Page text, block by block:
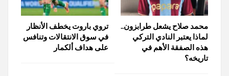
محمد صلاح يشعل طرابزون..
لماذا يعتبر النادي التركي
هذه الصفقة الأهم في
تاريخه؟
تروي باروت يخطف الأنظار
في سوق الانتقالات وتنافس
على هداف ألكمار